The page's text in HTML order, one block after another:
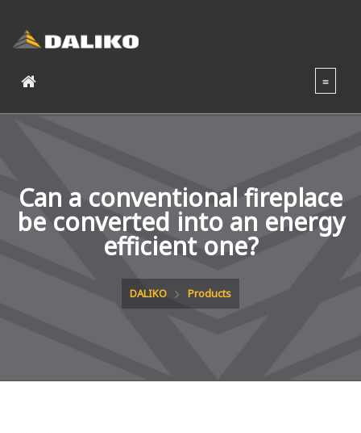
Can a conventional fireplace
be converted into an energy
efficient one?
DALIKO Products